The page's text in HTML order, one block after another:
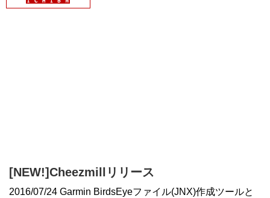
[NEW!]Cheezmillリリース
2016/07/24 Garmin BirdsEyeファイル(JNX)作成ツールと